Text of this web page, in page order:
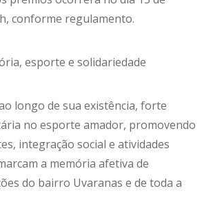
conforme regulamento.
esporte e solidariedade
longo de sua existência, forte
no esporte amador, promovendo
integração social e atividades
a memória afetiva de
do bairro Uvaranas e de toda a